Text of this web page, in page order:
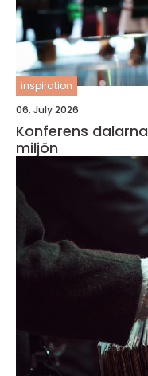
inspiration
06. July 2026
Konferens dalarna när mötet får kraft av
miljön